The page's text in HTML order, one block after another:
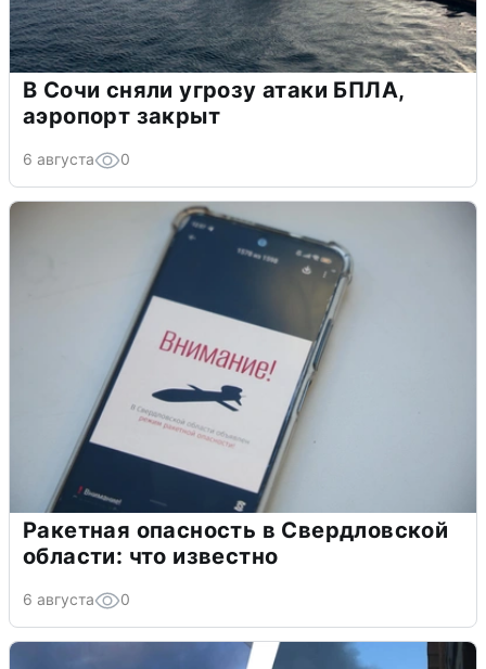
В Сочи сняли угрозу атаки БПЛА,
аэропорт закрыт
6 августа 0
Ракетная опасность в Свердловской
области: что известно
6 августа 0